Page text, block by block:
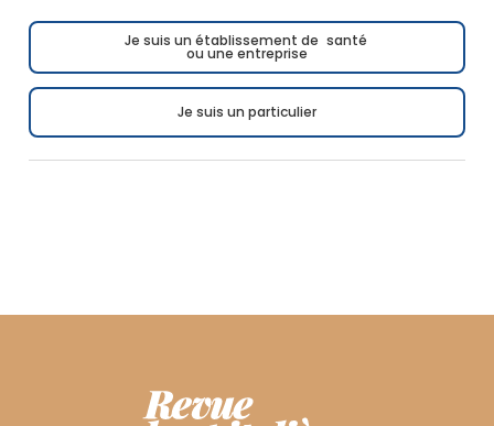
Je suis un établissement de santé
ou une entreprise
Je suis un particulier